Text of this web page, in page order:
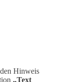
Hinweis
„Text